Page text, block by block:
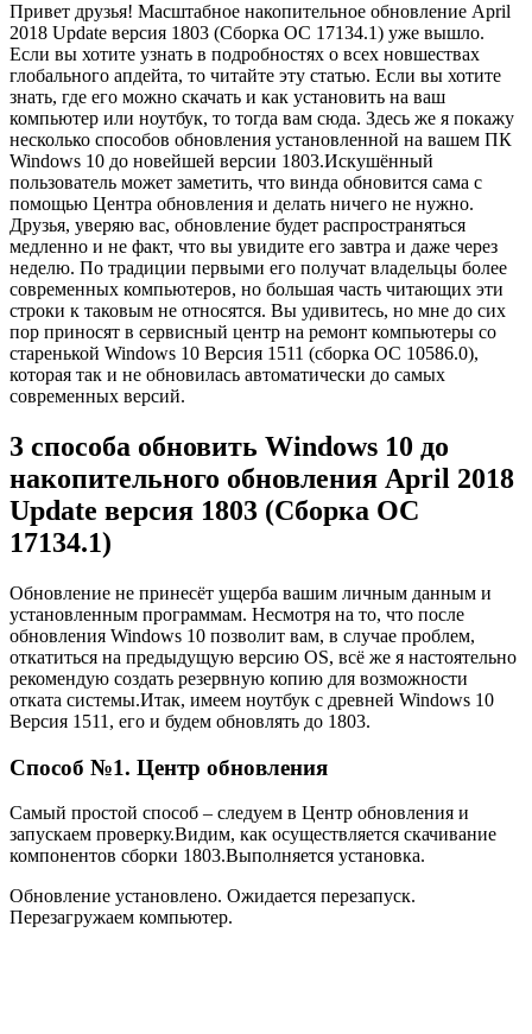
Привет друзья! Масштабное накопительное обновление April
2018 Update версия 1803 (Сборка ОС 17134.1) уже вышло.
Если вы хотите узнать в подробностях о всех новшествах
глобального апдейта, то читайте эту статью. Если вы хотите
знать, где его можно скачать и как установить на ваш
компьютер или ноутбук, то тогда вам сюда. Здесь же я покажу
несколько способов обновления установленной на вашем ПК
Windows 10 до новейшей версии 1803.Искушённый
пользователь может заметить, что винда обновится сама с
помощью Центра обновления и делать ничего не нужно.
Друзья, уверяю вас, обновление будет распространяться
медленно и не факт, что вы увидите его завтра и даже через
неделю. По традиции первыми его получат владельцы более
современных компьютеров, но большая часть читающих эти
строки к таковым не относятся. Вы удивитесь, но мне до сих
пор приносят в сервисный центр на ремонт компьютеры со
старенькой Windows 10 Версия 1511 (сборка ОС 10586.0),
которая так и не обновилась автоматически до самых
современных версий.
3 способа обновить Windows 10 до
накопительного обновления April 2018
Update версия 1803 (Сборка ОС
17134.1)
Обновление не принесёт ущерба вашим личным данным и
установленным программам. Несмотря на то, что после
обновления Windows 10 позволит вам, в случае проблем,
откатиться на предыдущую версию OS, всё же я настоятельно
рекомендую создать резервную копию для возможности
отката системы.Итак, имеем ноутбук с древней Windows 10
Версия 1511, его и будем обновлять до 1803.
Способ №1. Центр обновления
Самый простой способ – следуем в Центр обновления и
запускаем проверку.Видим, как осуществляется скачивание
компонентов сборки 1803.Выполняется установка.
Обновление установлено. Ожидается перезапуск.
Перезагружаем компьютер.